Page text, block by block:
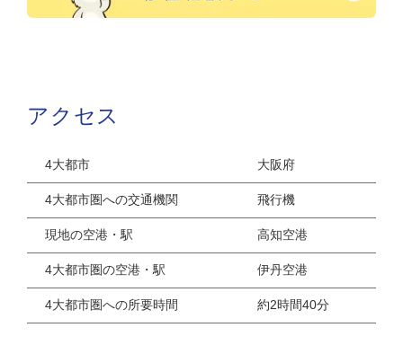
アクセス
4大都市 大阪府
4大都市圏への交通機関 飛行機
現地の空港・駅 高知空港
4大都市圏の空港・駅 伊丹空港
4大都市圏への所要時間 約2時間40分